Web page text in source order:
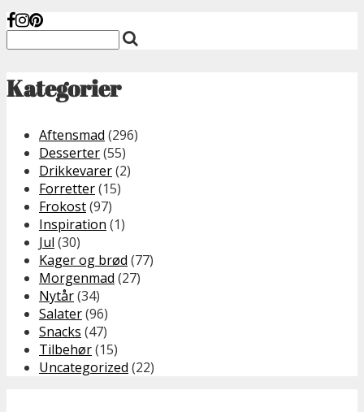
Kategorier
Aftensmad (296)
Desserter(55)
Drikkevarer(2)
Forretter(15)
Frokost(97)
Inspiration (1)
Jul (30)
Kager og brød (77)
Morgenmad (27)
Nytår(34)
Salater(96)
Snacks (47)
Tilbehør(15)
Uncategorized (22)